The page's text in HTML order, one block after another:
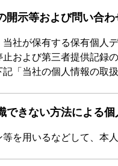
開示等および問い合
社が保有する保有個人
および第三者提供記録
「当社の個人情報の取
できない方法による
を用いるなどして、本